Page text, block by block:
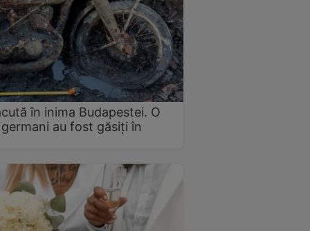
în inima Budapestei. O
au fost găsiți în